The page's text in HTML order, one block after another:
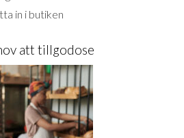
in i butiken
att tillgodose